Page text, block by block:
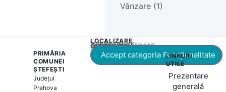
Vânzare (1)
PRIMĂRIA
COMUNEI
ȘTEFEȘTI
Județul
Prahova
LOCALIZARE
Acest conținut este blocat până când acceptați categoria corespunzătoare de cookie-uri.
Accept categoria Funcționalitate
LINKURI
UTILE
Prezentare
generală